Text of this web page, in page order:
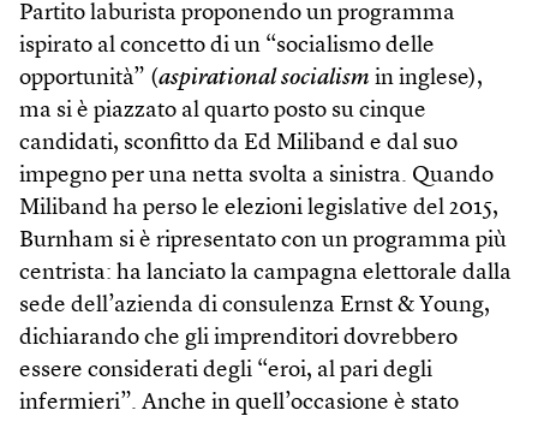
Partito laburista proponendo un programma
ispirato al concetto di un “socialismo delle
opportunità” (aspirational socialism in inglese),
ma si è piazzato al quarto posto su cinque
candidati, sconfitto da Ed Miliband e dal suo
impegno per una netta svolta a sinistra. Quando
Miliband ha perso le elezioni legislative del 2015,
Burnham si è ripresentato con un programma più
centrista: ha lanciato la campagna elettorale dalla
sede dell’azienda di consulenza Ernst & Young,
dichiarando che gli imprenditori dovrebbero
essere considerati degli “eroi, al pari degli
infermieri”. Anche in quell’occasione è stato